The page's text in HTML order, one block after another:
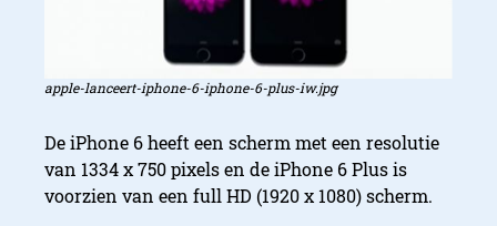
apple-lanceert-iphone-6-iphone-6-plus-iw.jpg
De iPhone 6 heeft een scherm met een resolutie
van 1334 x 750 pixels en de iPhone 6 Plus is
voorzien van een full HD (1920 x 1080) scherm.